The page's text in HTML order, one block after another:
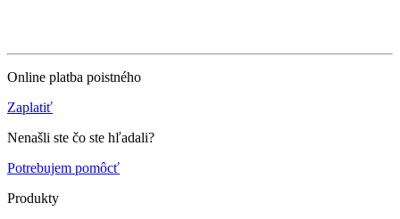
Online platba poistného
Zaplatiť
Nenašli ste čo ste hľadali?
Potrebujem pomôcť
Produkty